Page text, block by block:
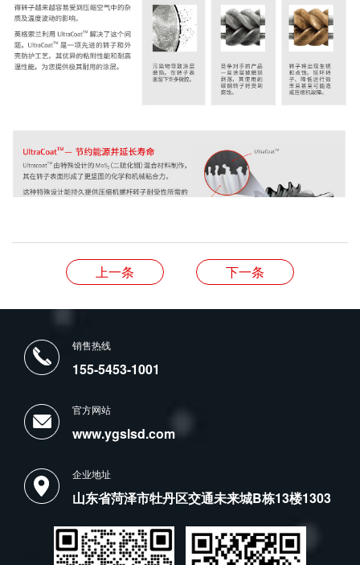
上一条 下一条
销售热线
155-5453-1001
官方网站
www.ygslsd.com
企业地址
山东省菏泽市牡丹区交通未来城B栋13楼1303